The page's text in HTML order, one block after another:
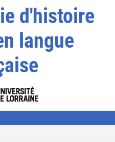
d'histoire
langue